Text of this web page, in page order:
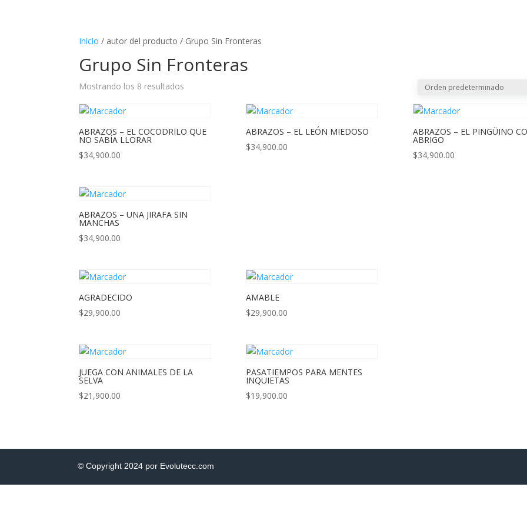
Inicio / autor del producto / Grupo Sin Fronteras
Grupo Sin Fronteras
Mostrando los 8 resultados
ABRAZOS – EL COCODRILO QUE
NO SABÍA LLORAR
$34,900.00
ABRAZOS – EL LEÓN MIEDOSO
$34,900.00
ABRAZOS – EL PINGÜINO
ABRIGO
$34,900.00
ABRAZOS – UNA JIRAFA SIN
MANCHAS
$34,900.00
AGRADECIDO
$29,900.00
AMABLE
$29,900.00
JUEGA CON ANIMALES DE LA
SELVA
$21,900.00
PASATIEMPOS PARA MENTES
INQUIETAS
$19,900.00
© Copyright 2024 por Evolutecc.com